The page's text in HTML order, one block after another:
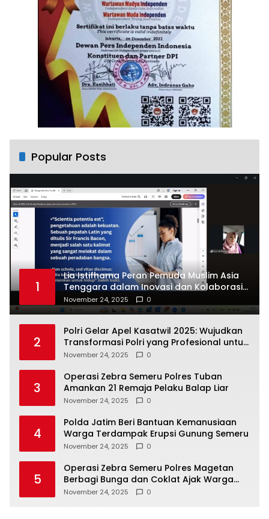
Popular Posts
1
Lia Istifhama Peran Pemuda Muslim Asia
Tenggara dalam Inovasi dan Kolaborasi
Internasional
November 24, 2025 0
2
Polri Gelar Apel Kasatwil 2025: Wujudkan
Transformasi Polri yang Profesional untuk
Masyarakat
November 24, 2025 0
3
Operasi Zebra Semeru Polres Tuban
Amankan 21 Remaja Pelaku Balap Liar
November 24, 2025 0
4
Polda Jatim Beri Bantuan Kemanusiaan
Warga Terdampak Erupsi Gunung Semeru
November 24, 2025 0
5
Operasi Zebra Semeru Polres Magetan
Berbagi Bunga dan Coklat Ajak Warga
Tertib Lalin
November 24, 2025 0